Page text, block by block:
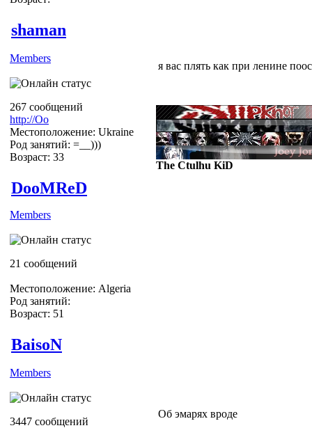
shaman
Members
267 сообщений
http://Оо
Местоположение: Ukraine
Род занятий: =__)))
Возраст: 33
я вас плять как при ленине
The Ctulhu KiD
DooMReD
Members
21 сообщений
Местоположение: Algeria
Род занятий:
Возраст: 51
BaisoN
Members
3447 сообщений
Об эмарях вроде